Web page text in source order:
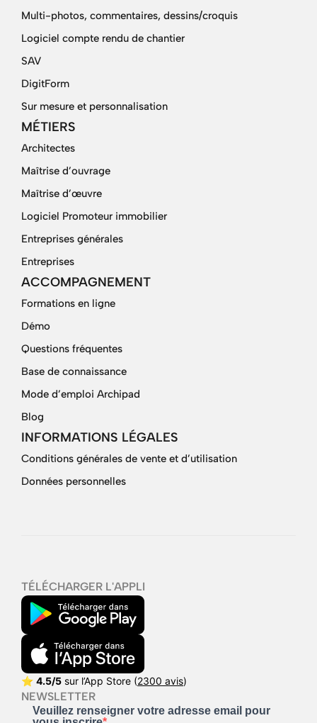
Multi-photos, commentaires, dessins/croquis
Logiciel compte rendu de chantier
SAV
DigitForm
Sur mesure et personnalisation
MÉTIERS
Architectes
Maîtrise d’ouvrage
Maîtrise d’œuvre
Logiciel Promoteur immobilier
Entreprises générales
Entreprises
ACCOMPAGNEMENT
Formations en ligne
Démo
Questions fréquentes
Base de connaissance
Mode d’emploi Archipad
Blog
INFORMATIONS LÉGALES
Conditions générales de vente et d’utilisation
Données personnelles
TÉLÉCHARGER L'APPLI
⭐ 4.5/5 sur l’App Store (2300 avis)
NEWSLETTER
Veuillez renseigner votre adresse email pour